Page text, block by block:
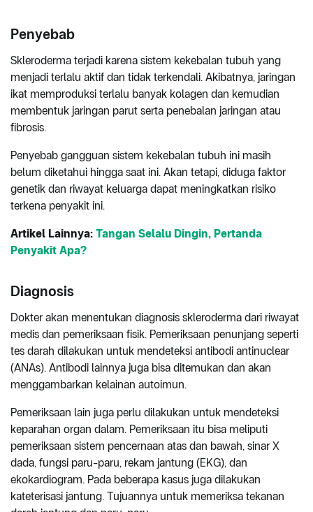
Penyebab
Skleroderma terjadi karena sistem kekebalan tubuh yang
menjadi terlalu aktif dan tidak terkendali. Akibatnya, jaringan
ikat memproduksi terlalu banyak kolagen dan kemudian
membentuk jaringan parut serta penebalan jaringan atau
fibrosis.
Penyebab gangguan sistem kekebalan tubuh ini masih
belum diketahui hingga saat ini. Akan tetapi, diduga faktor
genetik dan riwayat keluarga dapat meningkatkan risiko
terkena penyakit ini.
Artikel Lainnya: Tangan Selalu Dingin, Pertanda
Penyakit Apa?
Diagnosis
Dokter akan menentukan diagnosis skleroderma dari riwayat
medis dan pemeriksaan fisik. Pemeriksaan penunjang seperti
tes darah dilakukan untuk mendeteksi antibodi antinuclear
(ANAs). Antibodi lainnya juga bisa ditemukan dan akan
menggambarkan kelainan autoimun.
Pemeriksaan lain juga perlu dilakukan untuk mendeteksi
keparahan organ dalam. Pemeriksaan itu bisa meliputi
pemeriksaan sistem pencernaan atas dan bawah, sinar X
dada, fungsi paru-paru, rekam jantung (EKG), dan
ekokardiogram. Pada beberapa kasus juga dilakukan
kateterisasi jantung. Tujuannya untuk memeriksa tekanan